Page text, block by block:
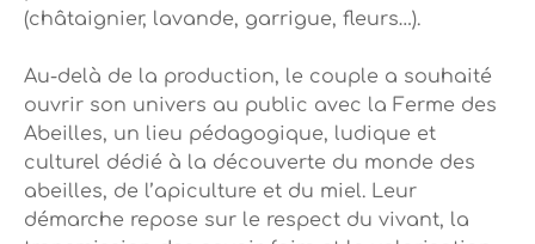
(châtaignier, lavande, garrigue, fleurs…).
Au-delà de la production, le couple a souhaité
ouvrir son univers au public avec la Ferme des
Abeilles, un lieu pédagogique, ludique et
culturel dédié à la découverte du monde des
abeilles, de l’apiculture et du miel. Leur
démarche repose sur le respect du vivant, la